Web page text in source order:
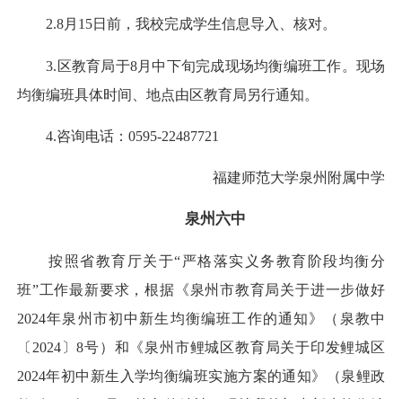
2.8月15日前，我校完成学生信息导入、核对。
3.区教育局于8月中下旬完成现场均衡编班工作。现场
均衡编班具体时间、地点由区教育局另行通知。
4.咨询电话：0595-22487721
福建师范大学泉州附属中学
泉州六中
按照省教育厅关于“严格落实义务教育阶段均衡分
班”工作最新要求，根据《泉州市教育局关于进一步做好
2024年泉州市初中新生均衡编班工作的通知》（泉教中
〔2024〕8号）和《泉州市鲤城区教育局关于印发鲤城区
2024年初中新生入学均衡编班实施方案的通知》（泉鲤政